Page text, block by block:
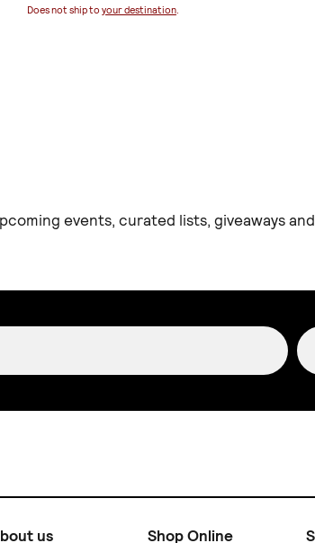
Does not ship to your destination.
events, curated lists, giveaways
us Shop Online